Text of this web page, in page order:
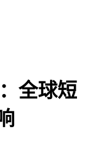
全球短